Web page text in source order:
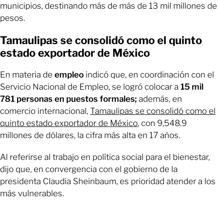
municipios, destinando más de más de 13 mil millones de
pesos.
Tamaulipas se consolidó como el quinto
estado exportador de México
En materia de empleo indicó que, en coordinación con el
Servicio Nacional de Empleo, se logró colocar a 15 mil
781 personas en puestos formales; además, en
comercio internacional, Tamaulipas se consolidó como el
quinto estado exportador de México, con 9,548.9
millones de dólares, la cifra más alta en 17 años.
Al referirse al trabajo en política social para el bienestar,
dijo que, en convergencia con el gobierno de la
presidenta Claudia Sheinbaum, es prioridad atender a los
más vulnerables.